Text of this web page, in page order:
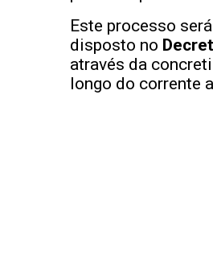
Este processo
disposto no
através da
longo do corrente